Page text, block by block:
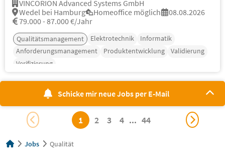
VINCORION Advanced Systems GmbH
Wedel bei Hamburg
Homeoffice möglich
08.08.2026
79.000 - 87.000 €/Jahr
Qualitätsmanagement Elektrotechnik
Informatik
Anforderungsmanagement
Produktentwicklung
Validierung
Verifizierung
Schicke mir neue Jobs per E-Mail
1 2 3 4 ... 44
Jobs Qualität